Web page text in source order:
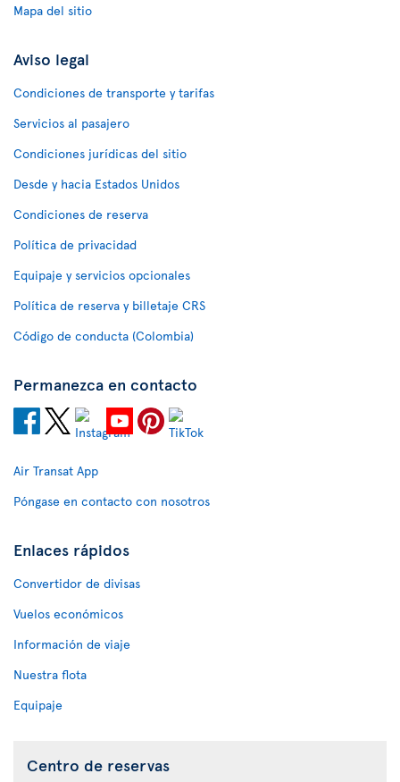
Mapa del sitio
Aviso legal
Condiciones de transporte y tarifas
Servicios al pasajero
Condiciones jurídicas del sitio
Desde y hacia Estados Unidos
Condiciones de reserva
Política de privacidad
Equipaje y servicios opcionales
Política de reserva y billetaje CRS
Código de conducta (Colombia)
Permanezca en contacto
Air Transat App
Póngase en contacto con nosotros
Enlaces rápidos
Convertidor de divisas
Vuelos económicos
Información de viaje
Nuestra flota
Equipaje
Centro de reservas